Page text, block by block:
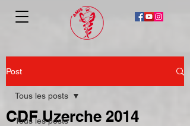
Post
Tous les posts
Tous les posts
CDF Uzerche 2014